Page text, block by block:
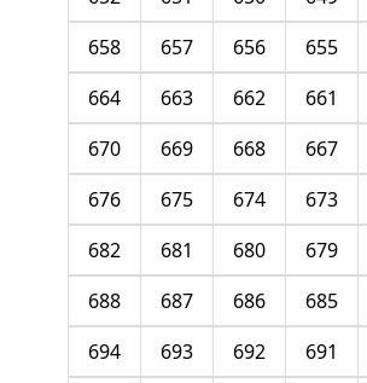
655
656
657
658
661
662
663
664
667
668
669
670
673
674
675
676
679
680
681
682
685
686
687
688
691
692
693
694